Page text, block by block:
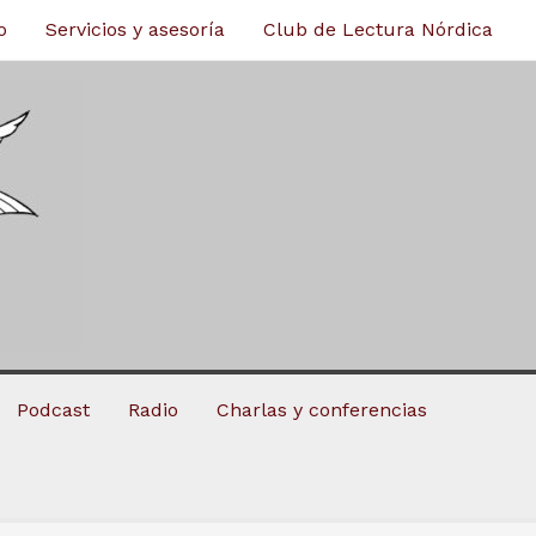
Servicios y asesoría Club de Lectura Nórdica
Podcast Radio Charlas y conferencias